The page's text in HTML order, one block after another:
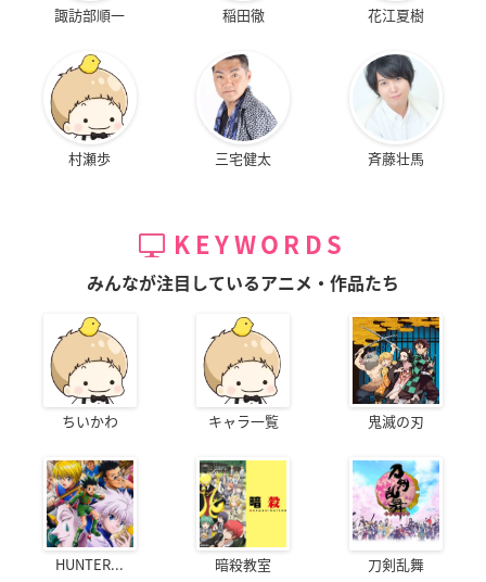
諏訪部順一 稲田徹 花江夏樹
村瀬歩 三宅健太 斉藤壮馬
KEYWORDS
みんなが注目しているアニメ・作品たち
ちいかわ キャラ一覧 鬼滅の刃
HUNTER... 暗殺教室 刀剣乱舞